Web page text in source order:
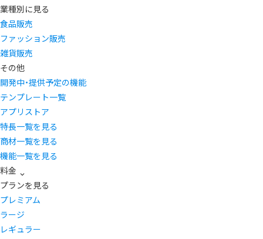
業種別に見る
食品販売
ファッション販売
雑貨販売
その他
開発中・提供予定の機能
テンプレート一覧
アプリストア
特長一覧を見る
商材一覧を見る
機能一覧を見る
料金
プランを見る
プレミアム
ラージ
レギュラー